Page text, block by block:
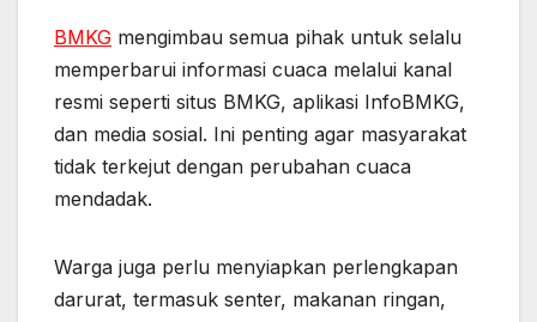
BMKG mengimbau semua pihak untuk selalu
memperbarui informasi cuaca melalui kanal
resmi seperti situs BMKG, aplikasi InfoBMKG,
dan media sosial. Ini penting agar masyarakat
tidak terkejut dengan perubahan cuaca
mendadak.
Warga juga perlu menyiapkan perlengkapan
darurat, termasuk senter, makanan ringan,